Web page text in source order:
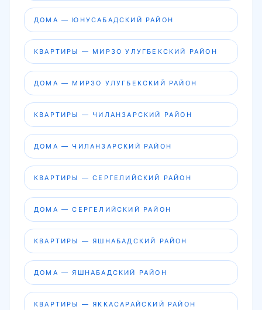
ДОМА — ЮНУСАБАДСКИЙ РАЙОН
КВАРТИРЫ — МИРЗО УЛУГБЕКСКИЙ РАЙОН
ДОМА — МИРЗО УЛУГБЕКСКИЙ РАЙОН
КВАРТИРЫ — ЧИЛАНЗАРСКИЙ РАЙОН
ДОМА — ЧИЛАНЗАРСКИЙ РАЙОН
КВАРТИРЫ — СЕРГЕЛИЙСКИЙ РАЙОН
ДОМА — СЕРГЕЛИЙСКИЙ РАЙОН
КВАРТИРЫ — ЯШНАБАДСКИЙ РАЙОН
ДОМА — ЯШНАБАДСКИЙ РАЙОН
КВАРТИРЫ — ЯККАСАРАЙСКИЙ РАЙОН